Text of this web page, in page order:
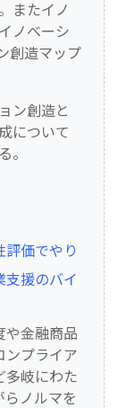
またイノ
ノベーシ
創造マップ
ン創造と
について
。
評価でやり
支援のバイ
や金融商品
ンプライア
多岐にわた
らノルマを